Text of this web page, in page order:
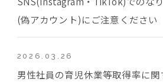
(偽アカウント)にご注意ください
2026.03.26
男性社員の育児休業等取得率に関